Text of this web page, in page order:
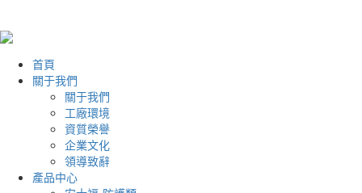
首頁
關于我們
關于我們
工廠環境
資質榮譽
企業文化
領導致辭
產品中心